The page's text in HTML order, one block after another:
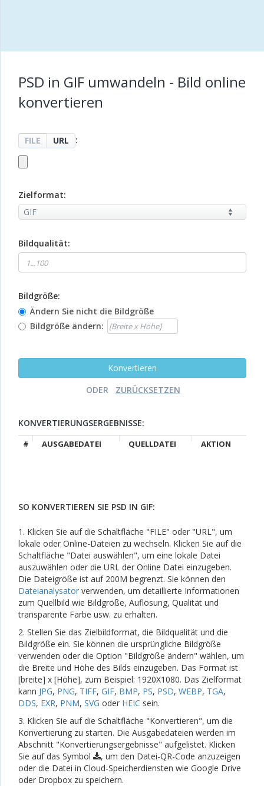
PSD in GIF umwandeln - Bild online
konvertieren
FILE URL :
Zielformat:
Bildqualität:
Bildgröße:
Ändern Sie nicht die Bildgröße
Bildgröße ändern:
ODER
KONVERTIERUNGSERGEBNISSE:
# AUSGABEDATEI QUELLDATEI AKTION
SO KONVERTIEREN SIE PSD IN GIF:
1. Klicken Sie auf die Schaltfläche "FILE" oder "URL", um
lokale oder Online-Dateien zu wechseln. Klicken Sie auf die
Schaltfläche "Datei auswählen", um eine lokale Datei
auszuwählen oder die URL der Online Datei einzugeben.
Die Dateigröße ist auf 200M begrenzt. Sie können den
Dateianalysator verwenden, um detaillierte Informationen
zum Quellbild wie Bildgröße, Auflösung, Qualität und
transparente Farbe usw. zu erhalten.
2. Stellen Sie das Zielbildformat, die Bildqualität und die
Bildgröße ein. Sie können die ursprüngliche Bildgröße
verwenden oder die Option "Bildgröße ändern" wählen, um
die Breite und Höhe des Bilds einzugeben. Das Format ist
[breite] x [Höhe], zum Beispiel: 1920X1080. Das Zielformat
kann JPG, PNG, TIFF, GIF, BMP, PS, PSD, WEBP, TGA,
DDS, EXR, PNM, SVG oder HEIC sein.
3. Klicken Sie auf die Schaltfläche "Konvertieren", um die
Konvertierung zu starten. Die Ausgabedateien werden im
Abschnitt "Konvertierungsergebnisse" aufgelistet. Klicken
Sie auf das Symbol
, um den Datei-QR-Code anzuzeigen
oder die Datei in Cloud-Speicherdiensten wie Google Drive
oder Dropbox zu speichern.